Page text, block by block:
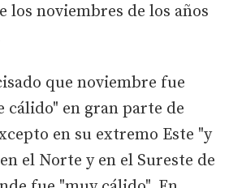
los noviembres de los años
que noviembre fue
cálido" en gran parte de
en su extremo Este "y
el Norte y en el Sureste de